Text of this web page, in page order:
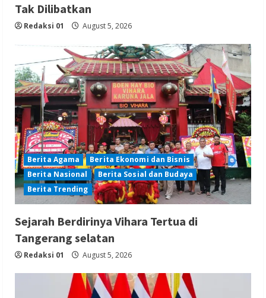
Tak Dilibatkan
Redaksi 01 August 5, 2026
Berita Agama
Berita Ekonomi dan Bisnis
Berita Nasional
Berita Sosial dan Budaya
Berita Trending
Sejarah Berdirinya Vihara Tertua di
Tangerang selatan
Redaksi 01 August 5, 2026